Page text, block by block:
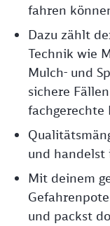
fahren
Dazu zählt
Technik wie
Mulch- und
sichere
fachgerechte
und handelst
Mit deinem
und packst